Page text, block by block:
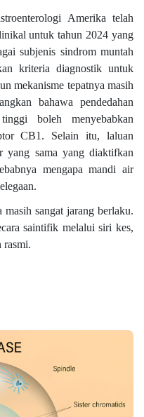
Amerika telah
untuk tahun 2024 yang
subjenis sindrom muntah
kriteria diagnostik untuk
mekanisme tepatnya masih
bahawa pendedahan
boleh menyebabkan
CB1. Selain itu, laluan
yang sama yang diaktifkan
mengapa mandi air
sangat jarang berlaku.
saintifik melalui siri kes,
rasmi.